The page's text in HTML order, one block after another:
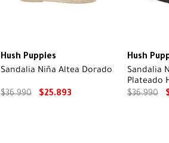
Hush Puppies
Sandalia Niña Altea Dorado
$36.990 $25.893
Hush
Sandalia
Plateado
$36.990